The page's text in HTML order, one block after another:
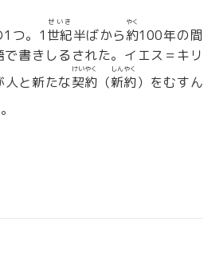
1つ。1 世紀
せいき
半ばから約
やく
100年の間
書きしるされた。イエス＝キリ
人と新たな契約
けいやく
（新約
しんやく
）をむすん